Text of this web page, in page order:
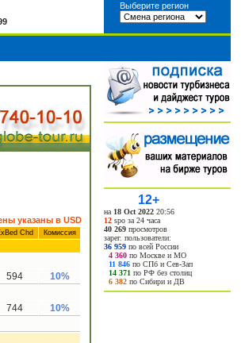
Выберите регион
указаны в USD
Chd Комиссия
594
10%
744
10%
12+
на 18 Oct 2022 20:56
12 spo за 24 часа
40 269 просмотров
зарег. пользователи:
36 959 по всей России
4 360 по Москве и МО
11 846 по СПб и Сев-Зап
14 371 по РФ без столиц
6 382 по Сибири и ДВ